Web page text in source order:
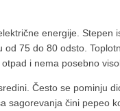
energije. Stepen
75 do 80 odsto.
i nema posebno
Često se pominju
sagorevanja čini pepeo